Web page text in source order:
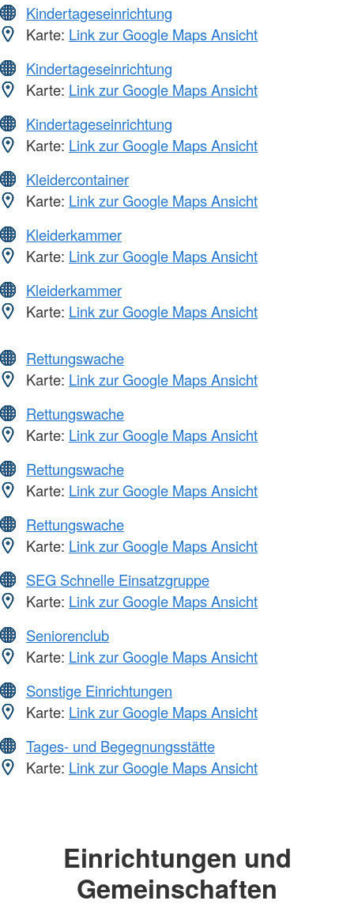
Kindertageseinrichtung
Karte: Link zur Google Maps Ansicht
Kindertageseinrichtung
Karte: Link zur Google Maps Ansicht
Kindertageseinrichtung
Karte: Link zur Google Maps Ansicht
Kleidercontainer
Karte: Link zur Google Maps Ansicht
Kleiderkammer
Karte: Link zur Google Maps Ansicht
Kleiderkammer
Karte: Link zur Google Maps Ansicht
Rettungswache
Karte: Link zur Google Maps Ansicht
Rettungswache
Karte: Link zur Google Maps Ansicht
Rettungswache
Karte: Link zur Google Maps Ansicht
Rettungswache
Karte: Link zur Google Maps Ansicht
SEG Schnelle Einsatzgruppe
Karte: Link zur Google Maps Ansicht
Seniorenclub
Karte: Link zur Google Maps Ansicht
Sonstige Einrichtungen
Karte: Link zur Google Maps Ansicht
Tages- und Begegnungsstätte
Karte: Link zur Google Maps Ansicht
Einrichtungen und
Gemeinschaften